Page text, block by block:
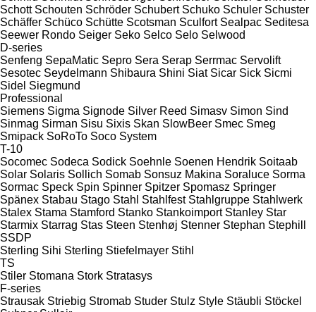
Schott Schouten Schröder Schubert Schuko Schuler Schuster
Schäffer Schüco Schütte Scotsman Sculfort Sealpac Seditesa
Seewer Rondo Seiger Seko Selco Selo Selwood
D-series
Senfeng SepaMatic Sepro Sera Serap Serrmac Servolift
Sesotec Seydelmann Shibaura Shini Siat Sicar Sick Sicmi
Sidel Siegmund
Professional
Siemens Sigma Signode Silver Reed Simasv Simon Sind
Sinmag Sirman Sisu Sixis Skan SlowBeer Smec Smeg
Smipack SoRoTo Soco System
T-10
Socomec Sodeca Sodick Soehnle Soenen Hendrik Soitaab
Solar Solaris Sollich Somab Sonsuz Makina Soraluce Sorma
Sormac Speck Spin Spinner Spitzer Spomasz Springer
Spänex Stabau Stago Stahl Stahlfest Stahlgruppe Stahlwerk
Stalex Stama Stamford Stanko Stankoimport Stanley Star
Starmix Starrag Stas Steen Stenhøj Stenner Stephan Stephill
SSDP
Sterling Sihi Sterling Stiefelmayer Stihl
TS
Stiler Stomana Stork Stratasys
F-series
Strausak Striebig Stromab Studer Stulz Style Stäubli Stöckel